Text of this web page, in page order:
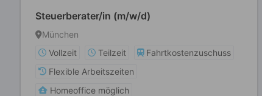
Steuerberater/in (m/w/d)
München
Vollzeit
Teilzeit
Fahrtkostenzuschuss
Flexible Arbeitszeiten
Homeoffice möglich